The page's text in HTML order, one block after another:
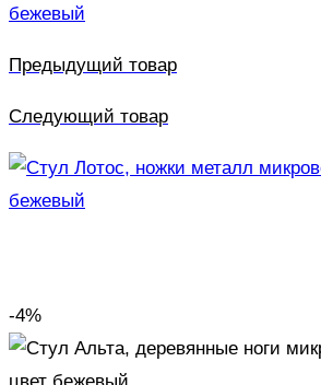
Предыдущий товар
Следующий товар
-4%